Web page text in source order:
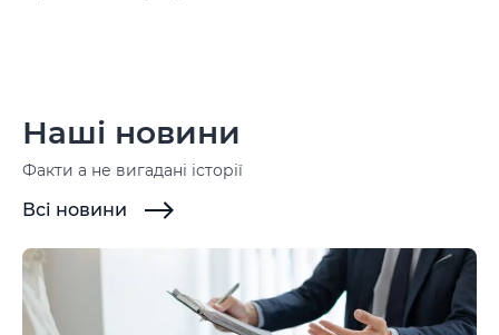
Наші новини
Факти а не вигадані історії
Всі новини